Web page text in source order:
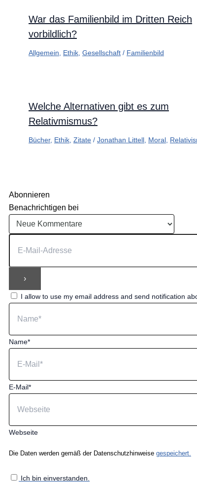
War das Familienbild im Dritten Reich
vorbildlich?
Allgemein Ethik Gesellschaft / Familienbild
Welche Alternativen gibt es zum
Relativmismus?
Bücher, Ethik Zitate / Jonathan Littell Moral
Abonnieren
Benachrichtigen bei
I allow to use my email address and send notification
Name*
E-Mail*
Webseite
Die Daten werden gemäß der Datenschutzhinweise gespeichert.
Ich bin einverstanden.